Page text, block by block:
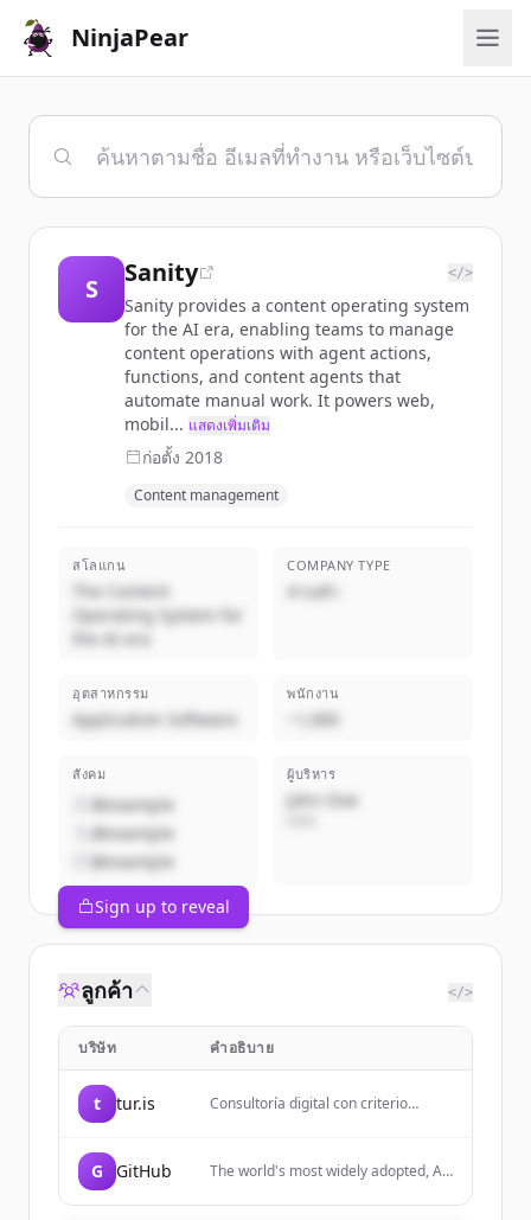
NinjaPear
S
Sanity </>
Sanity provides a content operating system
for the AI era, enabling teams to manage
content operations with agent actions,
functions, and content agents that
automate manual work. It powers web,
mobil... แสดงเพิ่มเติม
ก่อตั้ง 2018
Content management
สโลแกน
The Content
Operating System for
the AI era
COMPANY TYPE
ส่วนตัว
อุตสาหกรรม
Application Software
พนักงาน
~1,000
สังคม
@example
@example
@example
ผู้บริหาร
John Doe
Sign up to reveal
ลูกค้า </>
บริษัท คำอธิบาย
t tur.is
Consultoría digital con criterio
negocio.
G GitHub
The world's most widely adopted, AI-
millions of developers, businesses,